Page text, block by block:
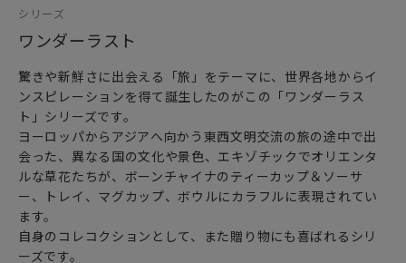
シリーズ
ワンダーラスト
驚きや新鮮さに出会える「旅」をテーマに、世界各地からイ
ンスピレーションを得て誕生したのがこの「ワンダーラス
ト」シリーズです。
ヨーロッパからアジアへ向かう東西文明交流の旅の途中で出
会った、異なる国の文化や景色、エキゾチックでオリエンタ
ルな草花たちが、ボーンチャイナのティーカップ＆ソーサ
ー、トレイ、マグカップ、ボウルにカラフルに表現されてい
ます。
自身のコレコクションとして、また贈り物にも喜ばれるシリ
ーズです。